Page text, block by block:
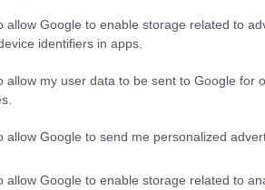
allow Google to enable storage related to
identifiers in apps.
allow my user data to be sent to Google for
allow Google to send me personalized
allow Google to enable storage related to
Παναθηναϊκού